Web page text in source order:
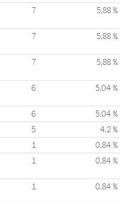
7 5,88 %
7 5,88 %
7 5,88 %
6 5,04 %
6 5,04 %
5 4,2 %
1 0,84 %
1 0,84 %
1 0,84 %